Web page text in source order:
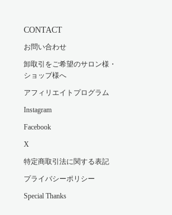
CONTACT
お問い合わせ
卸取引をご希望のサロン様・
ショップ様へ
アフィリエイトプログラム
Instagram
Facebook
X
特定商取引法に関する表記
プライバシーポリシー
Special Thanks